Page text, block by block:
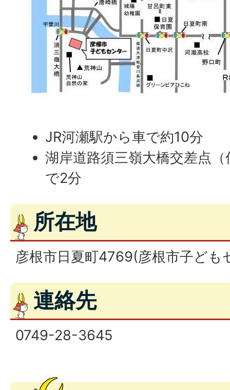
JR河瀬駅から車で約10分
湖岸道路須三嶺大橋交差点
で2分
所在地
彦根市日夏町4769(彦根市子ども
連絡先
0749-28-3645